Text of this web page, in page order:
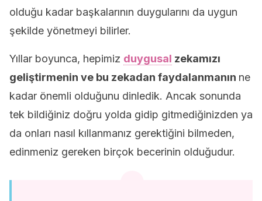
olduğu kadar başkalarının duygularını da uygun
şekilde yönetmeyi bilirler.
Yıllar boyunca, hepimiz duygusal zekamızı
geliştirmenin ve bu zekadan faydalanmanın ne
kadar önemli olduğunu dinledik. Ancak sonunda
tek bildiğiniz doğru yolda gidip gitmediğinizden ya
da onları nasıl kıllanmanız gerektiğini bilmeden,
edinmeniz gereken birçok becerinin olduğudur.